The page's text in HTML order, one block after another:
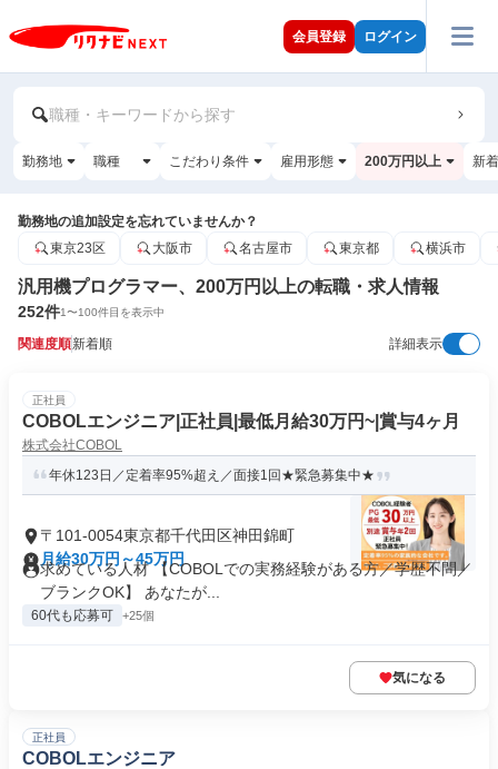
会員登録 ログイン
職種・キーワードから探す
勤務地 職種 こだわり条件 雇用形態 200万円以上 新
勤務地の追加設定を忘れていませんか？
東京23区
大阪市 名古屋市 東京都 横浜市
汎用機プログラマー、200万円以上の転職・求人情報
252件1〜100件目を表示中
関連度順新着順 詳細表示
正社員
COBOLエンジニア|正社員|最低月給30万円~|賞与4ヶ月
株式会社COBOL
年休123日／定着率95%超え／面接1回★緊急募集中★
〒101-0054東京都千代田区神田錦町
月給30万円～45万円
求めている人材 【COBOLでの実務経験がある方／学歴不問／
ブランクOK】 あなたが...
60代も応募可 +25個
気になる
正社員
COBOLエンジニア